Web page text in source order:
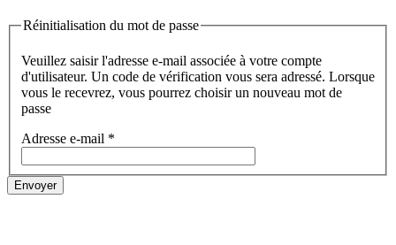
Réinitialisation du mot de passe
Veuillez saisir l'adresse e-mail associée à votre compte
d'utilisateur. Un code de vérification vous sera adressé. Lorsque
vous le recevrez, vous pourrez choisir un nouveau mot de
passe
Adresse e-mail *
Envoyer